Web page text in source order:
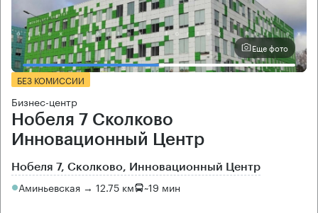
Еще фото
БЕЗ КОМИССИИ
Бизнес-центр
Нобеля 7 Сколково
Инновационный Центр
Нобеля 7, Сколково, Инновационный Центр
Аминьевская → 12.75 км ~19 мин